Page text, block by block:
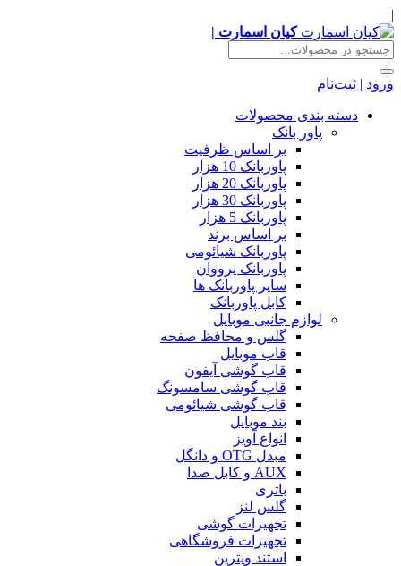
|
کیان اسمارت |
ورود | ثبت‌نام
دسته بندی محصولات
پاور بانک
بر اساس ظرفیت
پاوربانک 10 هزار
پاوربانک 20 هزار
پاوربانک 30 هزار
پاوربانک 5 هزار
بر اساس برند
پاوربانک شیائومی
پاوربانک پرووان
سایر پاوربانک ها
کابل پاوربانک
لوازم جانبی موبایل
گلس و محافظ صفحه
قاب موبایل
قاب گوشی آیفون
قاب گوشی سامسونگ
قاب گوشی شیائومی
بند موبایل
انواع آویز
مبدل OTG و دانگل
AUX و کابل صدا
باتری
گلس لنز
تجهیزات گوشی
تجهیزات فروشگاهی
استند ویترین